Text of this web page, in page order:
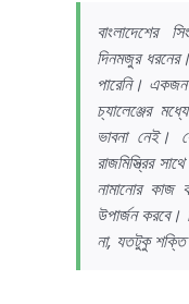
বাংলাদেশের
দিনমজুর
পারেনি। একজন
চ্যালেঞ্জের
ভাবনা নেই।
রাজমিস্ত্রির
নামানোর কাজ
উপার্জন
না, যতটুকু